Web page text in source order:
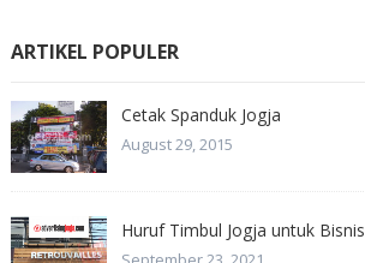
ARTIKEL POPULER
Cetak Spanduk Jogja
August 29, 2015
Huruf Timbul Jogja untuk Bisnis